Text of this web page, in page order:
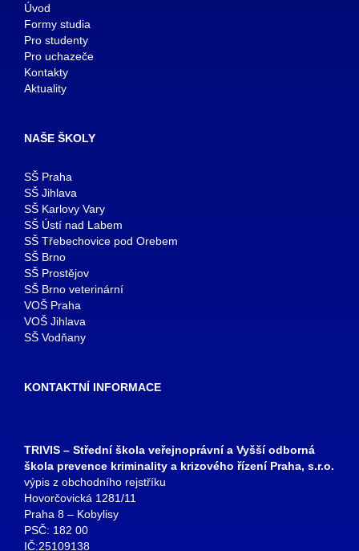
Úvod
Formy studia
Pro studenty
Pro uchazeče
Kontakty
Aktuality
NAŠE ŠKOLY
SŠ Praha
SŠ Jihlava
SŠ Karlovy Vary
SŠ Ústí nad Labem
SŠ Třebechovice pod Orebem
SŠ Brno
SŠ Prostějov
SŠ Brno veterinární
VOŠ Praha
VOŠ Jihlava
SŠ Vodňany
KONTAKTNÍ INFORMACE
TRIVIS – Střední škola veřejnoprávní a Vyšší odborná
škola prevence kriminality a krizového řízení Praha, s.r.o.
výpis z obchodního rejstříku
Hovorčovická 1281/11
Praha 8 – Kobylisy
PSČ: 182 00
IČ:25109138